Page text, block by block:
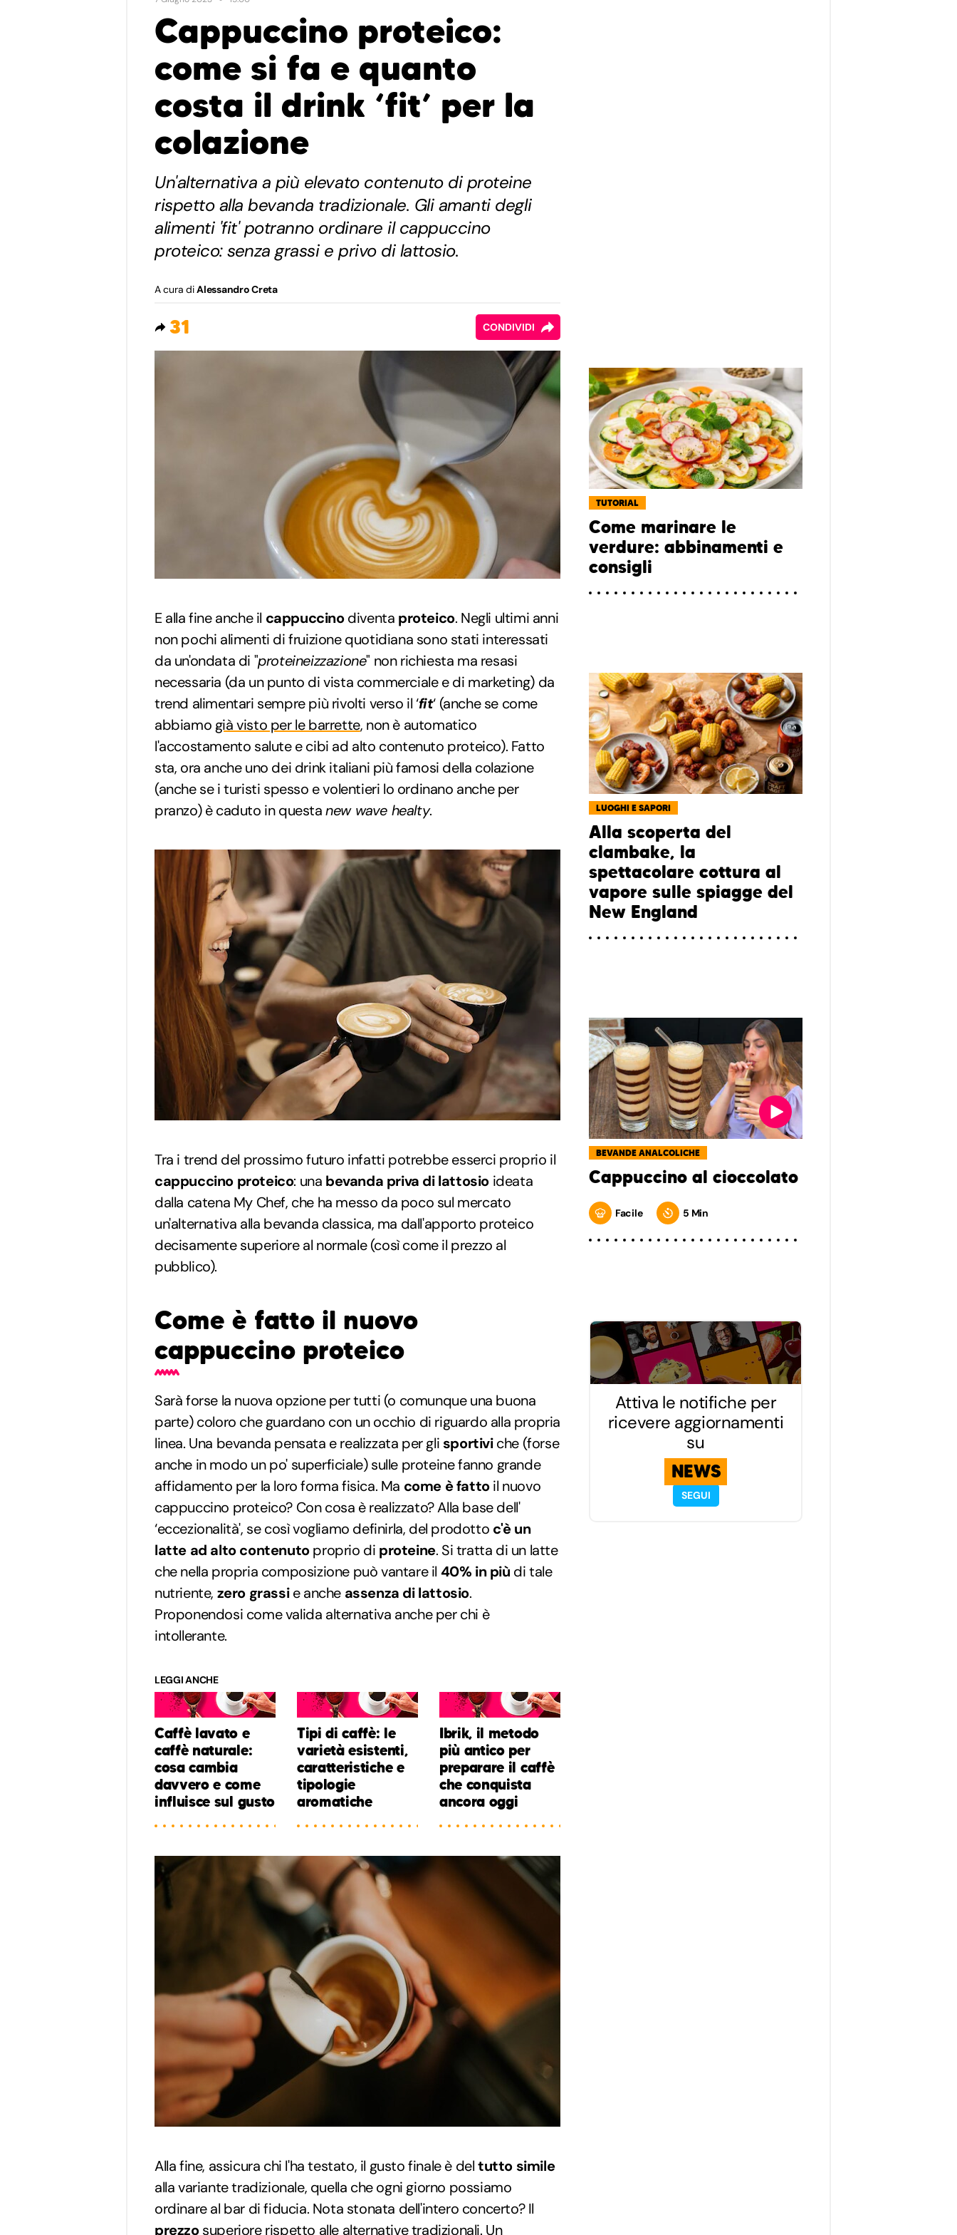
Cappuccino proteico:
come si fa e quanto
costa il drink ‘fit’ per la
colazione
Un'alternativa a più elevato contenuto di proteine
rispetto alla bevanda tradizionale. Gli amanti degli
alimenti 'fit' potranno ordinare il cappuccino
proteico: senza grassi e privo di lattosio.
A cura diAlessandro Creta
31 CONDIVIDI
E alla fine anche il cappuccinodiventa proteico. Negli ultimi anni
non pochi alimenti di fruizione quotidiana sono stati interessati
da un'ondata di "proteineizzazione" non richiesta ma resasi
necessaria (da un punto di vista commerciale e di marketing) da
trend alimentari sempre più rivolti verso il ‘fit‘ (anche se come
abbiamo già visto per le barrette, non è automatico
l'accostamento salute e cibi ad alto contenuto proteico). Fatto
sta, ora anche uno dei drink italiani più famosi della colazione
(anche se i turisti spesso e volentieri lo ordinano anche per
pranzo) è caduto in questanew wave healty.
Tra i trend del prossimo futuro infatti potrebbe esserci proprio il
cappuccino proteico: una bevanda priva di lattosio ideata
dalla catena My Chef, che ha messo da poco sul mercato
un'alternativa alla bevanda classica, ma dall'apporto proteico
decisamente superiore al normale (così come il prezzo al
pubblico).
Come è fatto il nuovo
cappuccino proteico
Sarà forse la nuova opzione per tutti (o comunque una buona
parte) coloro che guardano con un occhio di riguardo alla propria
linea. Una bevanda pensata e realizzata per gli sportiviche (forse
anche in modo un po' superficiale) sulle proteine fanno grande
affidamento per la loro forma fisica. Ma come è fattoil nuovo
cappuccino proteico? Con cosa è realizzato? Alla base dell'
‘eccezionalità', se così vogliamo definirla, del prodotto c'è un
latte ad alto contenutoproprio di proteine. Si tratta di un latte
che nella propria composizione può vantare il 40% in più di tale
nutriente, zero grassie anche assenza di lattosio.
Proponendosi come valida alternativa anche per chi è
intollerante.
LEGGI ANCHE
Caffè lavato e
caffè naturale:
cosa cambia
davvero e come
influisce sul gusto
Tipi di caffè: le
varietà esistenti,
caratteristiche e
tipologie
aromatiche
Ibrik, il metodo
più antico per
preparare il caffè
che conquista
ancora oggi
Alla fine, assicura chi l'ha testato, il gusto finale è deltutto simile
alla variante tradizionale, quella che ogni giorno possiamo
ordinare al bar di fiducia. Nota stonata dell'intero concerto? Il
prezzosuperiore rispetto alle alternative tradizionali. Un
TUTORIAL
Come marinare le
verdure: abbinamenti e
consigli
LUOGHI E SAPORI
Alla scoperta del
clambake, la
spettacolare cottura al
vapore sulle spiagge del
New England
BEVANDE ANALCOLICHE
Cappuccino al cioccolato
Facile 5 Min
Attiva le notifiche per
ricevere aggiornamenti
su
NEWS
SEGUI